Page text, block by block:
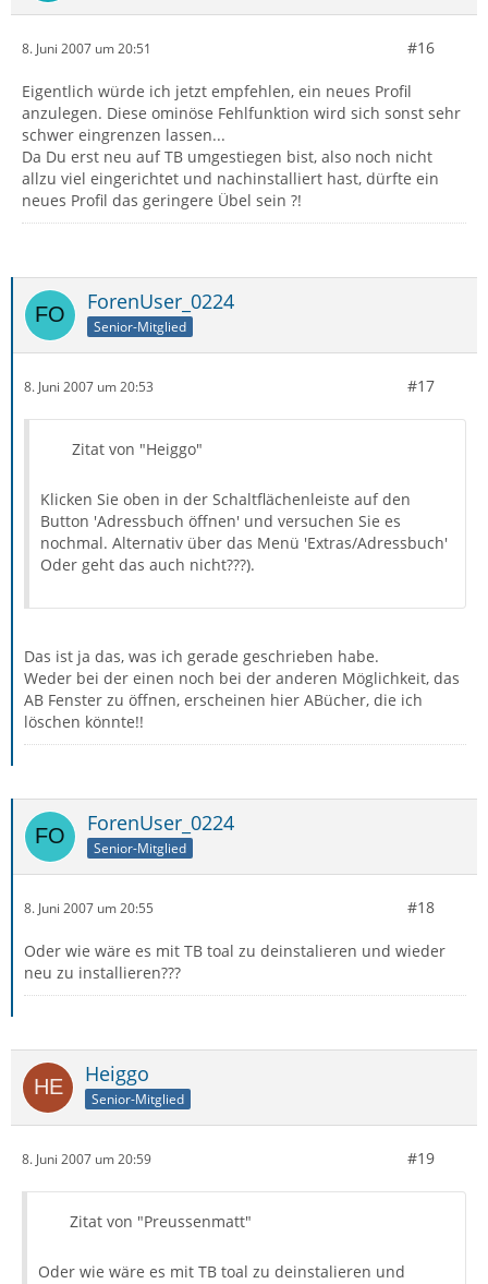
8. Juni 2007 um 20:51 #16
Eigentlich würde ich jetzt empfehlen, ein neues Profil
anzulegen. Diese ominöse Fehlfunktion wird sich sonst sehr
schwer eingrenzen lassen...
Da Du erst neu auf TB umgestiegen bist, also noch nicht
allzu viel eingerichtet und nachinstalliert hast, dürfte ein
neues Profil das geringere Übel sein ?!
ForenUser_0224
Senior-Mitglied
8. Juni 2007 um 20:53 #17
Zitat von "Heiggo"
Klicken Sie oben in der Schaltflächenleiste auf den
Button 'Adressbuch öffnen' und versuchen Sie es
nochmal. Alternativ über das Menü 'Extras/Adressbuch'
Oder geht das auch nicht???).
Das ist ja das, was ich gerade geschrieben habe.
Weder bei der einen noch bei der anderen Möglichkeit, das
AB Fenster zu öffnen, erscheinen hier ABücher, die ich
löschen könnte!!
ForenUser_0224
Senior-Mitglied
8. Juni 2007 um 20:55 #18
Oder wie wäre es mit TB toal zu deinstalieren und wieder
neu zu installieren???
Heiggo
Senior-Mitglied
8. Juni 2007 um 20:59 #19
Zitat von "Preussenmatt"
Oder wie wäre es mit TB toal zu deinstalieren und